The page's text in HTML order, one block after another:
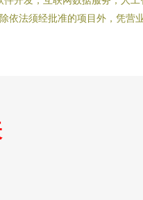
法须经批准的项目外，凭营